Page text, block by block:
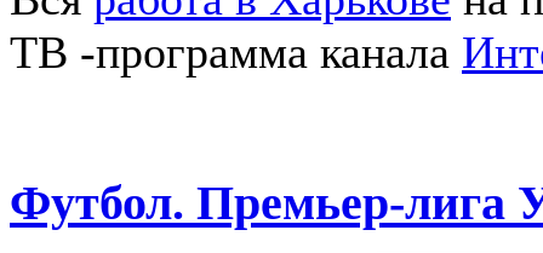
ТВ -программа канала
Футбол. Премьер-лига